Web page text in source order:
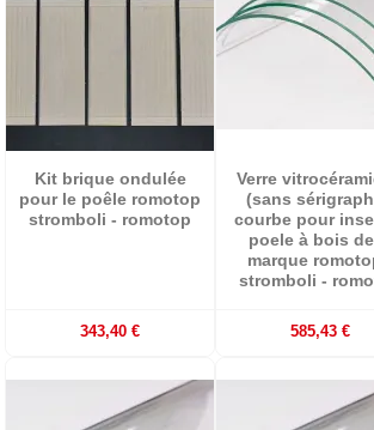
Kit brique ondulée
pour le poêle romotop
stromboli - romotop
343,40 €
Verre
(sans
courbe pour
poele à bois
marque
stromboli -
585,43 €